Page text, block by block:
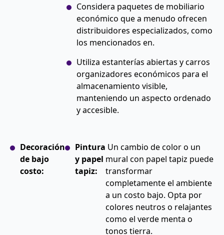
Considera paquetes de mobiliario
económico que a menudo ofrecen
distribuidores especializados, como
los mencionados en.
Utiliza estanterías abiertas y carros
organizadores económicos para el
almacenamiento visible,
manteniendo un aspecto ordenado
y accesible.
Decoración
de bajo
costo:
Pintura
y papel
tapiz:
Un cambio de color o un
mural con papel tapiz puede
transformar
completamente el ambiente
a un costo bajo. Opta por
colores neutros o relajantes
como el verde menta o
tonos tierra.